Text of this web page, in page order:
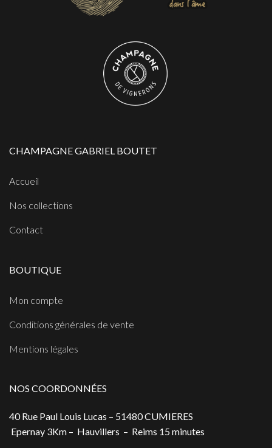
CHAMPAGNE GABRIEL BOUTET
Accueil
Nos collections
Contact
BOUTIQUE
Mon compte
Conditions générales de vente
Mentions légales
NOS COORDONNÉES
40 Rue Paul Louis Lucas – 51480 CUMIERES
Epernay 3Km – Hauvillers – Reims 15 minutes